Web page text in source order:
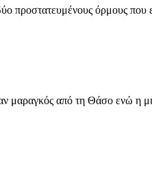
προστατευμένους όρμους
από τη Θάσο ενώ η